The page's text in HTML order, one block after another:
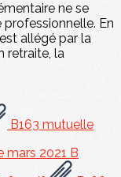
ne se
En
allégé par la
retraite, la
B163 mutuelle
mars 2021 B